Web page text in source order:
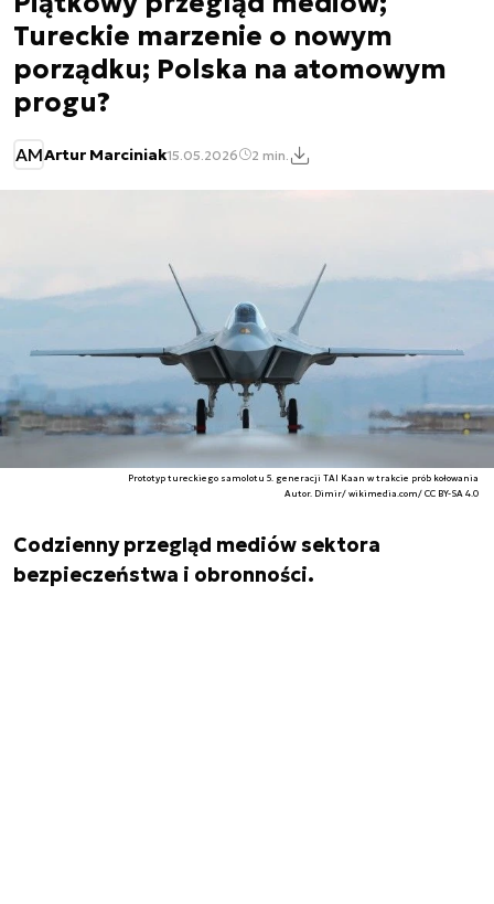
Tureckie marzenie o nowym
porządku; Polska na atomowym
progu?
AMArtur Marciniak15.05.2026 2 min.
Prototyp tureckiego samolotu 5. generacji TAI Kaan w trakcie prób kołowania
Autor. Dimir/ wikimedia.com/ CC BY-SA 4.0
Codzienny przegląd mediów sektora
bezpieczeństwa i obronności.